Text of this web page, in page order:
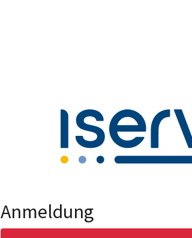
Anmeldung